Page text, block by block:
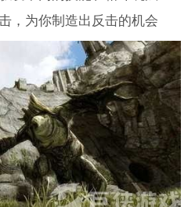
，为你制造出反击的机会